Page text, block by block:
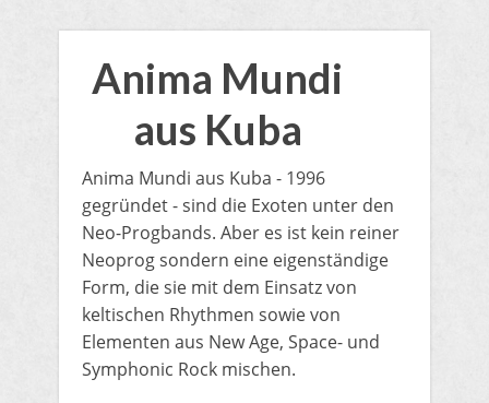
Anima Mundi
aus Kuba
Anima Mundi aus Kuba - 1996
gegründet - sind die Exoten unter den
Neo-Progbands. Aber es ist kein reiner
Neoprog sondern eine eigenständige
Form, die sie mit dem Einsatz von
keltischen Rhythmen sowie von
Elementen aus New Age, Space- und
Symphonic Rock mischen.